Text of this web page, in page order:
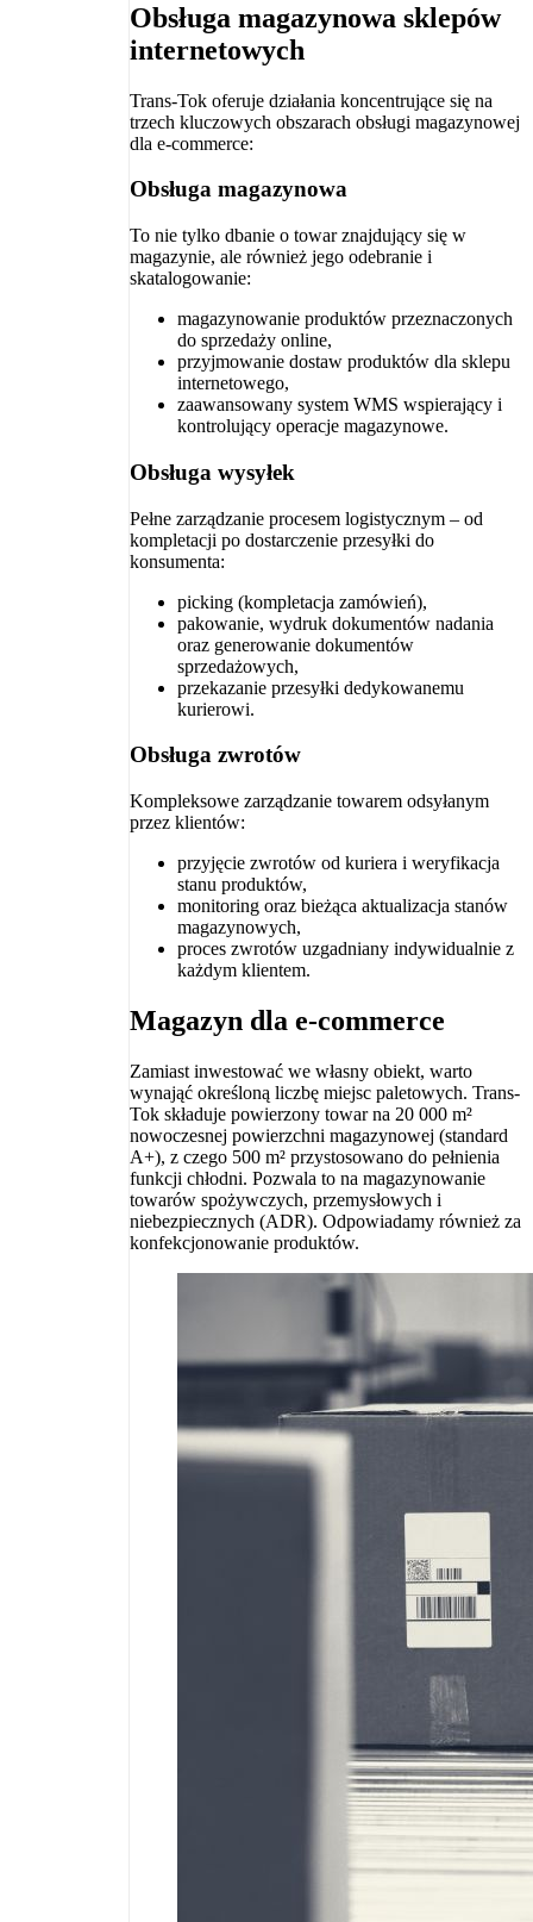
Obsługa magazynowa sklepów
internetowych
Trans-Tok oferuje działania koncentrujące się na
trzech kluczowych obszarach obsługi magazynowej
dla e-commerce:
Obsługa magazynowa
To nie tylko dbanie o towar znajdujący się w
magazynie, ale również jego odebranie i
skatalogowanie:
magazynowanie produktów przeznaczonych
do sprzedaży online,
przyjmowanie dostaw produktów dla sklepu
internetowego,
zaawansowany system WMS wspierający i
kontrolujący operacje magazynowe.
Obsługa wysyłek
Pełne zarządzanie procesem logistycznym – od
kompletacji po dostarczenie przesyłki do
konsumenta:
picking (kompletacja zamówień),
pakowanie, wydruk dokumentów nadania
oraz generowanie dokumentów
sprzedażowych,
przekazanie przesyłki dedykowanemu
kurierowi.
Obsługa zwrotów
Kompleksowe zarządzanie towarem odsyłanym
przez klientów:
przyjęcie zwrotów od kuriera i weryfikacja
stanu produktów,
monitoring oraz bieżąca aktualizacja stanów
magazynowych,
proces zwrotów uzgadniany indywidualnie z
każdym klientem.
Magazyn dla e-commerce
Zamiast inwestować we własny obiekt, warto
wynająć określoną liczbę miejsc paletowych. Trans-
Tok składuje powierzony towar na 20 000 m²
nowoczesnej powierzchni magazynowej (standard
A+), z czego 500 m² przystosowano do pełnienia
funkcji chłodni. Pozwala to na magazynowanie
towarów spożywczych, przemysłowych i
niebezpiecznych (ADR). Odpowiadamy również za
konfekcjonowanie produktów.